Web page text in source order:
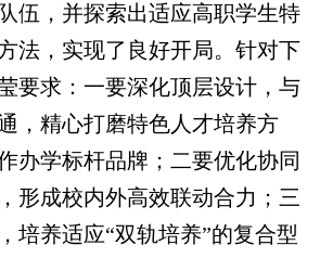
伍，并探索出适应高职学生特
法，实现了良好开局。针对下
要求：一要深化顶层设计，与
，精心打磨特色人才培养方
办学标杆品牌；二要优化协同
形成校内外高效联动合力；三
培养适应“双轨培养”的复合型